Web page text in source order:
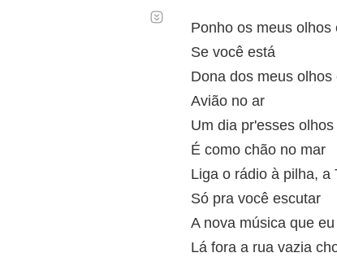
Ponho os meus olhos
Se você está
Dona dos meus olhos
Avião no ar
Um dia pr'esses
É como chão no mar
Liga o rádio à pilha, a
Só pra você escutar
A nova música que
Lá fora a rua vazia
automático